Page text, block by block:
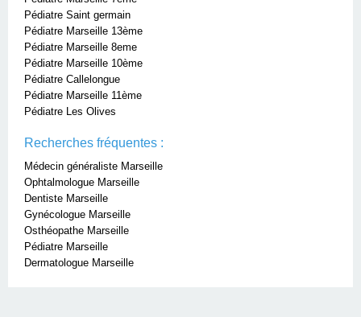
Pédiatre Saint germain
Pédiatre Marseille 13ème
Pédiatre Marseille 8eme
Pédiatre Marseille 10ème
Pédiatre Callelongue
Pédiatre Marseille 11ème
Pédiatre Les Olives
Recherches fréquentes :
Médecin généraliste Marseille
Ophtalmologue Marseille
Dentiste Marseille
Gynécologue Marseille
Osthéopathe Marseille
Pédiatre Marseille
Dermatologue Marseille